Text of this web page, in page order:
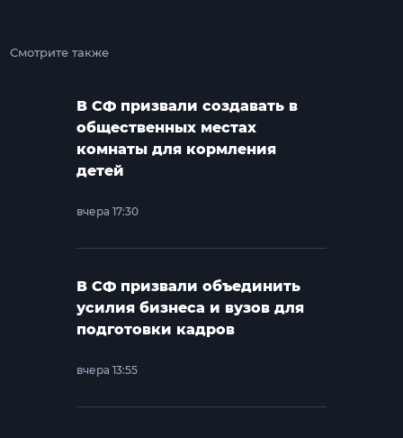
Смотрите также
В СФ призвали создавать в
общественных местах
комнаты для кормления
детей
вчера 17:30
В СФ призвали объединить
усилия бизнеса и вузов для
подготовки кадров
вчера 13:55